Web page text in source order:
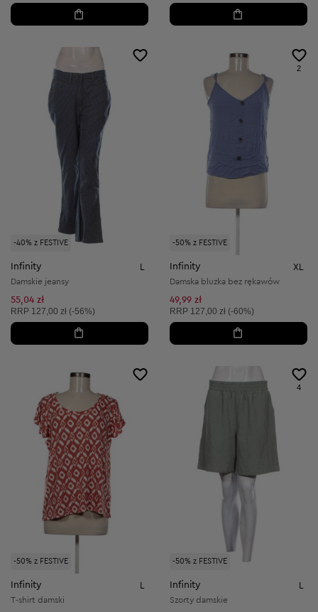
-40% z FESTIVE
Infinity L
Damskie jeansy
55,04 zł
Cena sugerowana:
RRP 127,00 zł (-56%)
-50% z FESTIVE
2
Infinity XL
Damska bluzka bez rękawów
49,99 zł
Cena sugerowana:
RRP 127,00 zł (-60%)
-50% z FESTIVE
Infinity L
T-shirt damski
-50% z FESTIVE
4
Infinity L
Szorty damskie